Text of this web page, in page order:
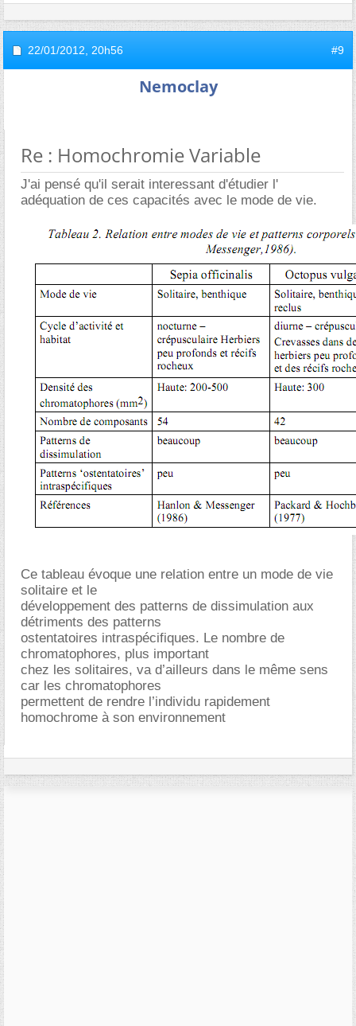
22/01/2012, 20h56 #9
Nemoclay
Re : Homochromie Variable
J'ai pensé qu'il serait interessant d'étudier l'
adéquation de ces capacités avec le mode de vie.
Ce tableau évoque une relation entre un mode de vie
solitaire et le
développement des patterns de dissimulation aux
détriments des patterns
ostentatoires intraspécifiques. Le nombre de
chromatophores, plus important
chez les solitaires, va d’ailleurs dans le même sens
car les chromatophores
permettent de rendre l’individu rapidement
homochrome à son environnement